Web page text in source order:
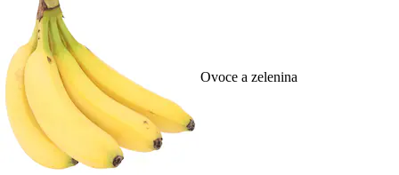
Ovoce a zelenina